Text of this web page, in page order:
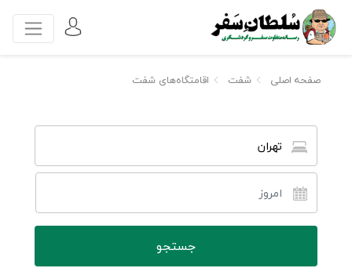
صفحه اصلی شفت اقامتگاه‌های شفت
تهران